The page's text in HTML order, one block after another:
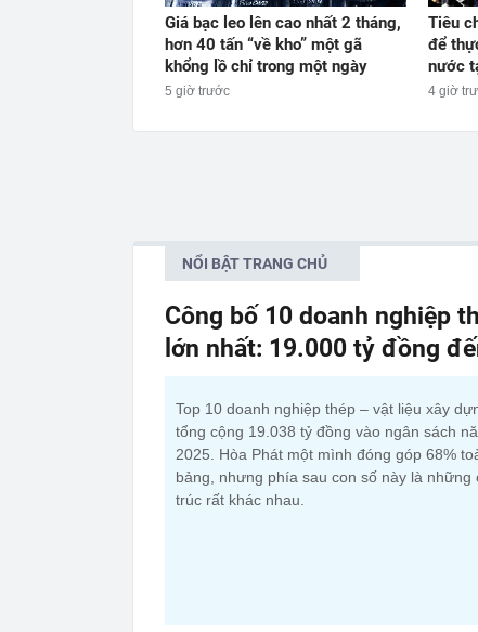
Giá bạc leo lên cao nhất 2 tháng,
hơn 40 tấn “về kho” một gã
khổng lồ chỉ trong một ngày
5 giờ trước
Tiêu
để
nước
4 giờ
NỔI BẬT TRANG CHỦ
Công bố 10 doanh nghiệp
lớn nhất: 19.000 tỷ đồng
Top 10 doanh nghiệp thép – vật liệu xây
tổng cộng 19.038 tỷ đồng vào ngân sách
2025. Hòa Phát một mình đóng góp 68%
bảng, nhưng phía sau con số này là những
trúc rất khác nhau.